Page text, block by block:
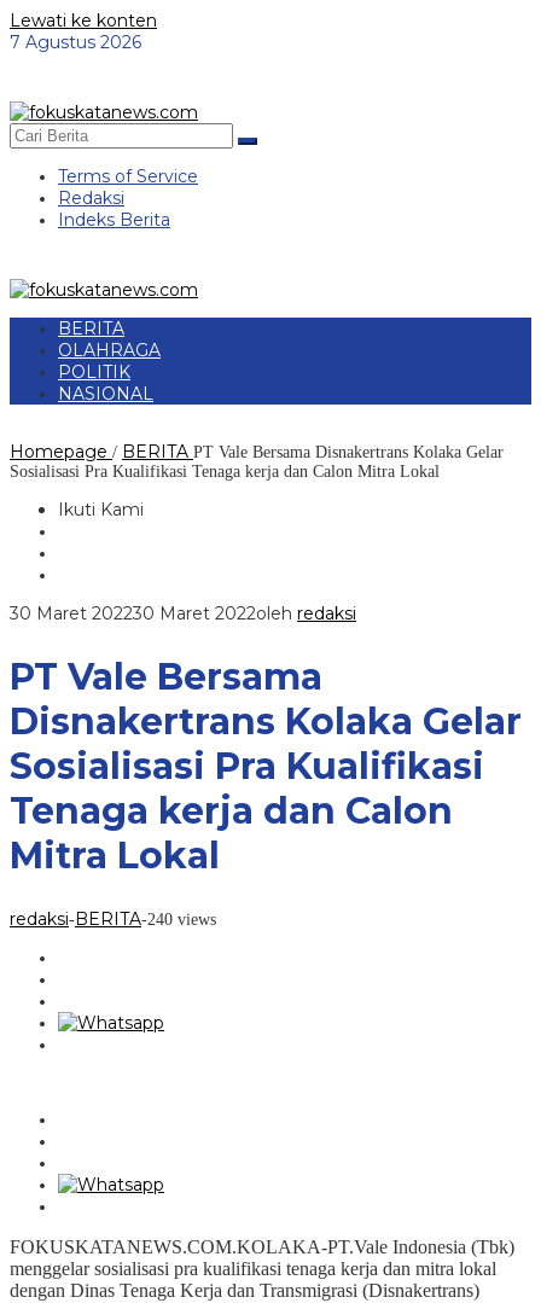
Lewati ke konten
7 Agustus 2026
Terms of Service
Redaksi
Indeks Berita
BERITA
OLAHRAGA
POLITIK
NASIONAL
Homepage / BERITA PT Vale Bersama Disnakertrans Kolaka Gelar
Sosialisasi Pra Kualifikasi Tenaga kerja dan Calon Mitra Lokal
Ikuti Kami
30 Maret 202230 Maret 2022oleh redaksi
PT Vale Bersama
Disnakertrans Kolaka Gelar
Sosialisasi Pra Kualifikasi
Tenaga kerja dan Calon
Mitra Lokal
redaksi-BERITA-240 views
FOKUSKATANEWS.COM.KOLAKA-PT.Vale Indonesia (Tbk)
menggelar sosialisasi pra kualifikasi tenaga kerja dan mitra lokal
dengan Dinas Tenaga Kerja dan Transmigrasi (Disnakertrans)